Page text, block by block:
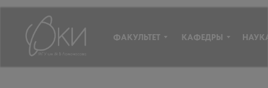
ФАКУЛЬТЕТ КАФЕДРЫ